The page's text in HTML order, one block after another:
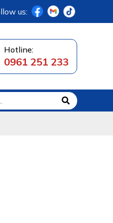
mai sau
us:
Hotline:
0961 251 233